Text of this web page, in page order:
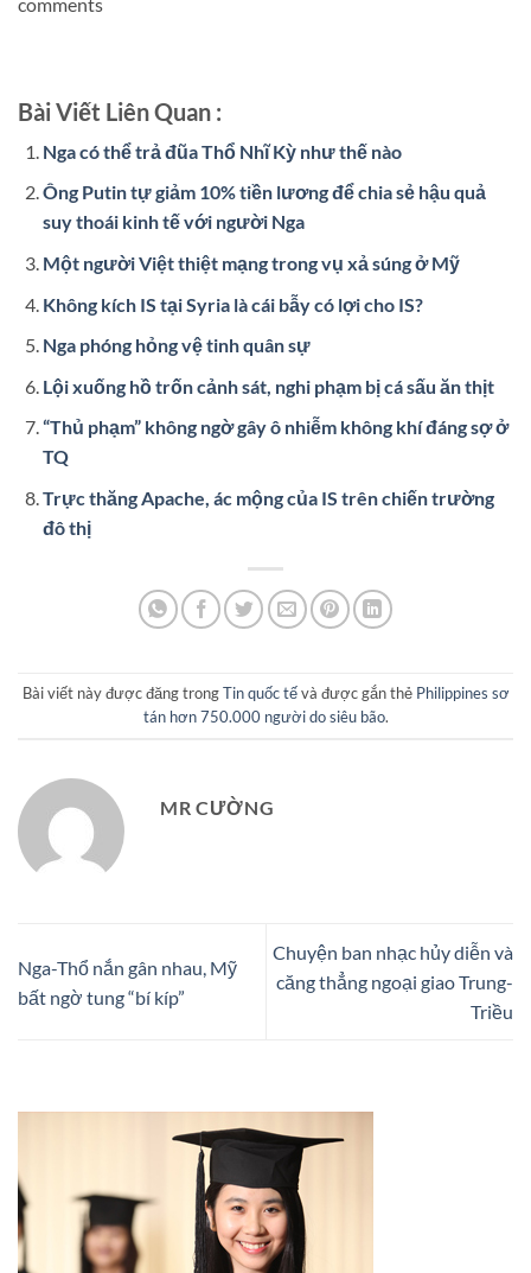
Bài Viết Liên Quan :
Nga có thể trả đũa Thổ Nhĩ Kỳ như thế nào
Ông Putin tự giảm 10% tiền lương để chia sẻ hậu quả
suy thoái kinh tế với người Nga
Một người Việt thiệt mạng trong vụ xả súng ở Mỹ
Không kích IS tại Syria là cái bẫy có lợi cho IS?
Nga phóng hỏng vệ tinh quân sự
Lội xuống hồ trốn cảnh sát, nghi phạm bị cá sấu ăn thịt
“Thủ phạm” không ngờ gây ô nhiễm không khí đáng sợ ở
TQ
Trực thăng Apache, ác mộng của IS trên chiến trường
đô thị
Bài viết này được đăng trongTin quốc tếvà được gắn thẻ Philippines sơ
tán hơn 750.000 người do siêu bão.
MR CƯỜNG
Nga-Thổ nắn gân nhau, Mỹ
bất ngờ tung “bí kíp”
Chuyện ban nhạc hủy diễn và
căng thẳng ngoại giao Trung-
Triều